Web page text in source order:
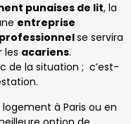
punaises de lit, la
entreprise
professionnelse servira
les acariens.
de la situation ; c’est-
à Paris ou en